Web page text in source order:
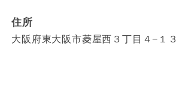
住所
大阪府東大阪市菱屋西３丁目４−１３